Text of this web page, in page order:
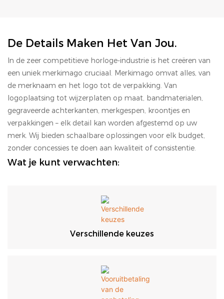
De Details Maken Het Van Jou.
In de zeer competitieve horloge-industrie is het creëren van
een uniek merkimago cruciaal. Merkimago omvat alles, van
de merknaam en het logo tot de verpakking. Van
logoplaatsing tot wijzerplaten op maat, bandmaterialen,
gegraveerde achterkanten, merkgespen, kroontjes en
verpakkingen – elk detail kan worden afgestemd op uw
merk. Wij bieden schaalbare oplossingen voor elk budget,
zonder concessies te doen aan kwaliteit of consistentie.
Wat je kunt verwachten:
Verschillende keuzes